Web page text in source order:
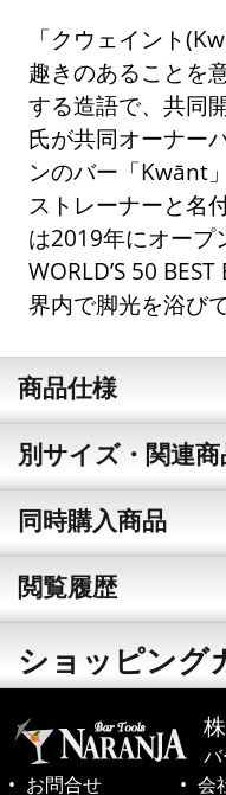
「クウェイント
趣きのあることを
する造語で、共同
氏が共同オーナー
ンのバー「Kwānt
ストレーナーと名
は2019年にオープ
WORLD’S 50
界内で脚光を浴び
商品仕様
別サイズ・関連商
同時購入商品
閲覧履歴
ショッピング
お問合せ
会